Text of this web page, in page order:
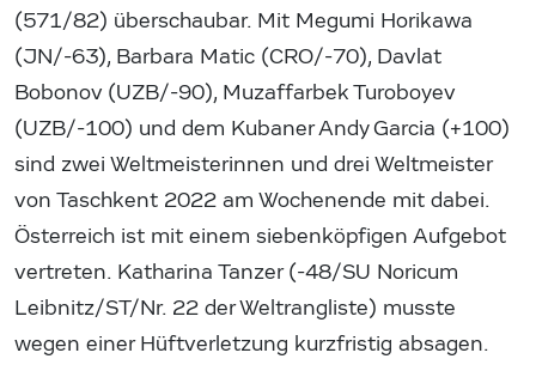
(571/82) überschaubar. Mit Megumi Horikawa
(JN/-63), Barbara Matic (CRO/-70), Davlat
Bobonov (UZB/-90), Muzaffarbek Turoboyev
(UZB/-100) und dem Kubaner Andy Garcia (+100)
sind zwei Weltmeisterinnen und drei Weltmeister
von Taschkent 2022 am Wochenende mit dabei.
Österreich ist mit einem siebenköpfigen Aufgebot
vertreten. Katharina Tanzer (-48/SU Noricum
Leibnitz/ST/Nr. 22 der Weltrangliste) musste
wegen einer Hüftverletzung kurzfristig absagen.